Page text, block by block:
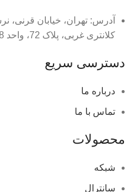
آدرس: تهران، خیابان قرنی،
کلانتری غربی، پلاک 72، واحد 8
دسترسی سریع
درباره ما
تماس با ما
محصولات
شبکه
سانترال